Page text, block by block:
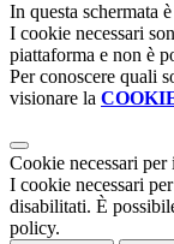
In questa schermata
I cookie necessari
piattaforma e non è
Per conoscere quali
visionare la
Cookie necessari
I cookie necessari
disabilitati. È
policy.